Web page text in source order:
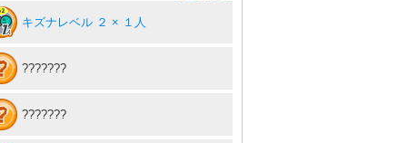
キズナレベル ２ × １人
???????
???????